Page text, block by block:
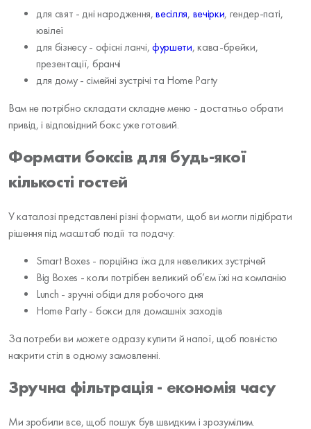
для свят - дні народження,весілля, вечірки, гендер-паті,
ювілеї
для бізнесу - офісні ланчі,фуршети, кава-брейки,
презентації, бранчі
для дому - сімейні зустрічі та Home Party
Вам не потрібно складати складне меню - достатньо обрати
привід, і відповідний бокс уже готовий.
Формати боксів для будь-якої
кількості гостей
У каталозі представлені різні формати, щоб ви могли підібрати
рішення під масштаб події та подачу:
Smart Boxes - порційна їжа для невеликих зустрічей
Big Boxes - коли потрібен великий об’єм їжі на компанію
Lunch - зручні обіди для робочого дня
Home Party - бокси для домашніх заходів
За потреби ви можете одразу купити й напої, щоб повністю
накрити стіл в одному замовленні.
Зручна фільтрація - економія часу
Ми зробили все, щоб пошук був швидким і зрозумілим.